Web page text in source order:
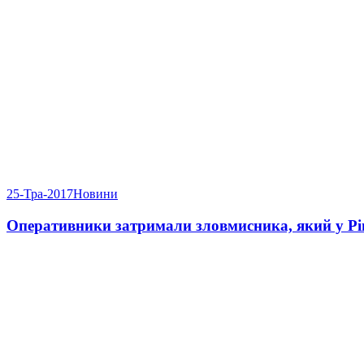
25-Тра-2017Новини
Оперативники затримали зловмисника, який у